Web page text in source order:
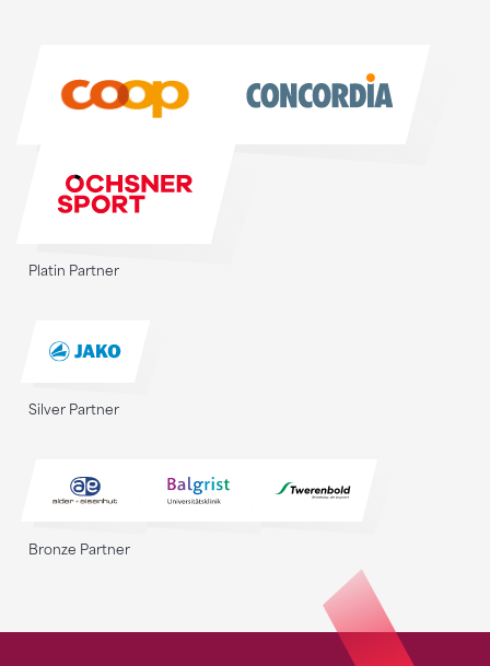
Platin Partner
Silver Partner
Bronze Partner